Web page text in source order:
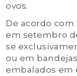
ovos.
De acordo com
em setembro
se
ou em
embalados em